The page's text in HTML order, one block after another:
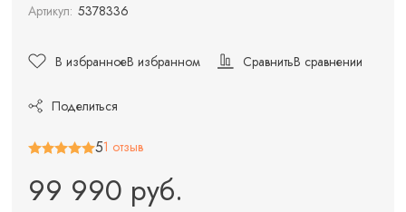
Артикул: 5378336
В избранноеВ избранном СравнитьВ сравнении
Поделиться
51 отзыв
99 990 руб.